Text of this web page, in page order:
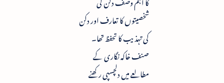
شخصیتوں کا تعارف اور دکن
کی تہذیب کا تحفظ تھا۔
صنف خاکہ نگاری کے
مطالعے میں دلچسپی رکھنے